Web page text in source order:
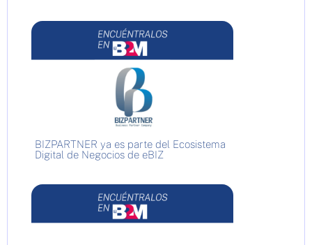
BIZPARTNER ya es parte del Ecosistema
Digital de Negocios de eBIZ